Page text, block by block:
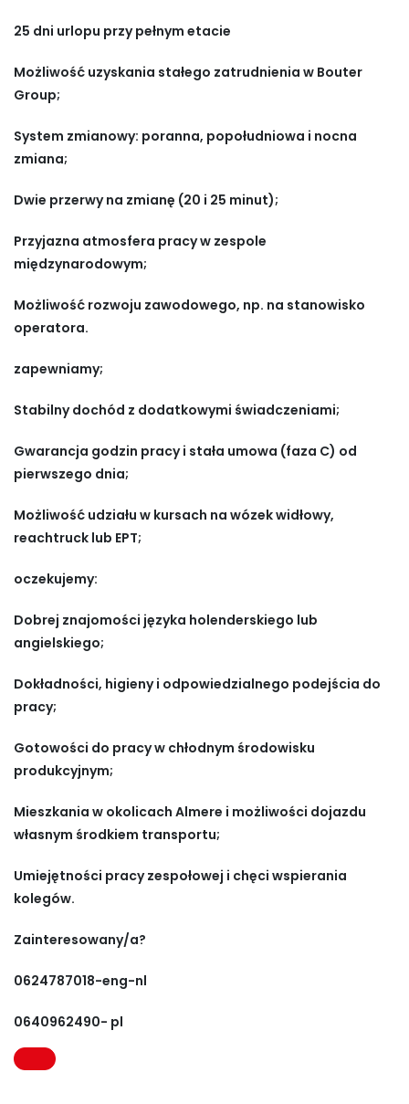
25 dni urlopu przy pełnym etacie
Możliwość uzyskania stałego zatrudnienia w Bouter
Group;
System zmianowy: poranna, popołudniowa i nocna
zmiana;
Dwie przerwy na zmianę (20 i 25 minut);
Przyjazna atmosfera pracy w zespole
międzynarodowym;
Możliwość rozwoju zawodowego, np. na stanowisko
operatora.
zapewniamy;
Stabilny dochód z dodatkowymi świadczeniami;
Gwarancja godzin pracy i stała umowa (faza C) od
pierwszego dnia;
Możliwość udziału w kursach na wózek widłowy,
reachtruck lub EPT;
oczekujemy:
Dobrej znajomości języka holenderskiego lub
angielskiego;
Dokładności, higieny i odpowiedzialnego podejścia do
pracy;
Gotowości do pracy w chłodnym środowisku
produkcyjnym;
Mieszkania w okolicach Almere i możliwości dojazdu
własnym środkiem transportu;
Umiejętności pracy zespołowej i chęci wspierania
kolegów.
Zainteresowany/a?
0624787018-eng-nl
0640962490- pl